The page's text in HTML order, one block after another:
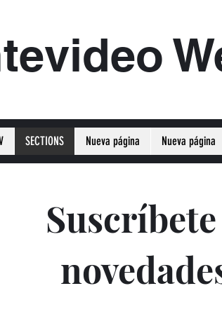
SECTIONS Nueva página Nueva página